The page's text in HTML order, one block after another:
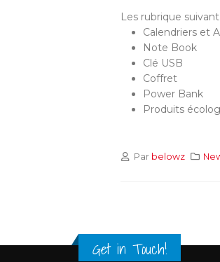
Les rubrique
Calendriers et
Note Book
Clé USB
Coffret
Power Bank
Produits
Par belowz
Get in Touch!